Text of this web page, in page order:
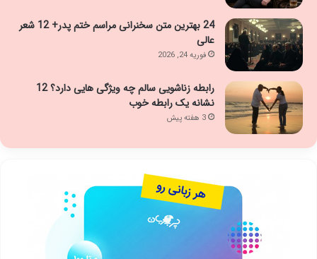
24 بهترین متن سخنرانی مراسم ختم پدر+ 12 شعر
عالی
فوریه 24, 2026
رابطه زناشویی سالم چه ویژگی هایی دارد؟ 12
نشانه یک رابطه خوب
3 هفته پیش